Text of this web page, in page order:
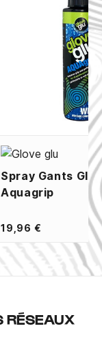
Spray Gants
Aquagrip
19,96 €
RÉSEAUX